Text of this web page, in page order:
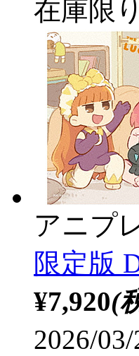
在庫限り
アニプ
限定版
¥7,920(
2026/